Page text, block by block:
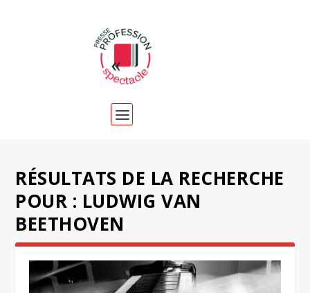
RÉSULTATS DE LA RECHERCHE
POUR : LUDWIG VAN
BEETHOVEN